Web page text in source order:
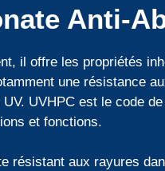
Anti-
il offre les propriétés
une résistance
UVHPC est le code
et fonctions.
résistant aux rayures